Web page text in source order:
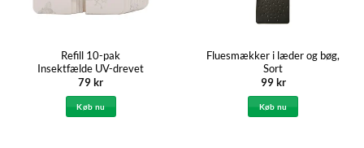
Refill 10-pak
Insektfælde UV-drevet
79kr
Køb nu
Fluesmækker i læder og bøg,
Sort
99kr
Køb nu